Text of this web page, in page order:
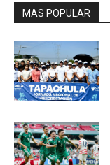
MAS POPULAR